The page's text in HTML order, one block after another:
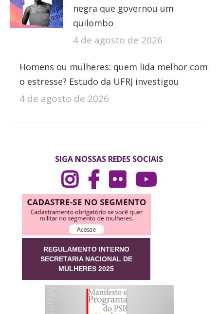
negra que governou um
quilombo
4 de agosto de 2026
Homens ou mulheres: quem lida melhor com
o estresse? Estudo da UFRJ investigou
4 de agosto de 2026
SIGA NOSSAS REDES SOCIAIS
REGULAMENTO INTERNO
SECRETARIA NACIONAL DE
MULHERES 2025